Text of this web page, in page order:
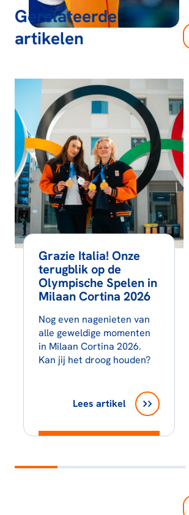
Gerelateerde
artikelen
Grazie Italia! Onze
terugblik op de
Olympische Spelen in
Milaan Cortina 2026
Nog even nagenieten van
alle geweldige momenten
in Milaan Cortina 2026.
Kan jij het droog houden?
Lees artikel